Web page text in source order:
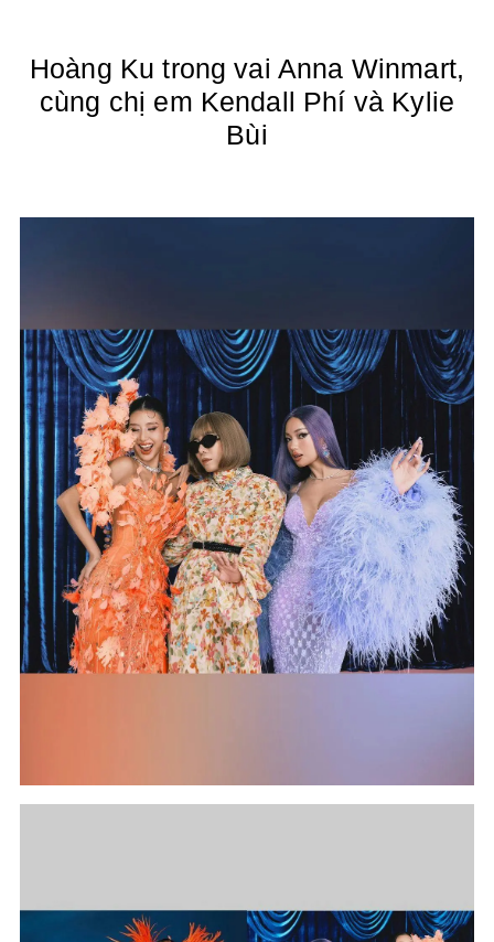
Hoàng Ku trong vai Anna Winmart,
cùng chị em Kendall Phí và Kylie
Bùi